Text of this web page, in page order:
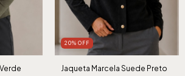
20% OFF
Jaqueta Marcela Suede Preto